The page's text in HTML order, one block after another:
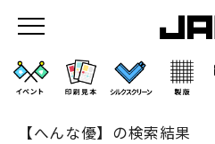
【へんな優】の検索結果